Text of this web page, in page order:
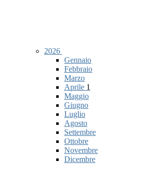
2026
Gennaio
Febbraio
Marzo
Aprile 1
Maggio
Giugno
Luglio
Agosto
Settembre
Ottobre
Novembre
Dicembre